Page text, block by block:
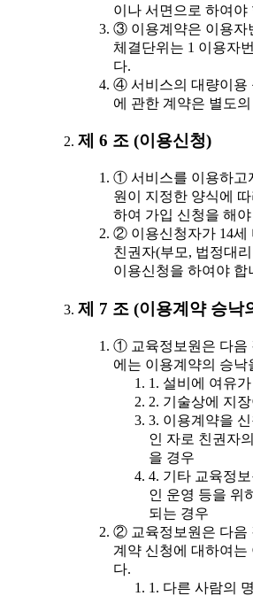
이나 서면으로 하여야
③ 이용계약은 이용자
체결단위는 1 이용자
다.
④ 서비스의 대량이용
에 관한 계약은 별도
제 6 조 (이용신청)
① 서비스를 이용하고
원이 지정한 양식에
하여 가입 신청을 해
② 이용신청자가 14세
친권자(부모, 법정대
이용신청을 하여야 합
제 7 조 (이용계약 승낙
① 교육정보원은 다음
에는 이용계약의 승낙
1. 설비에 여유
2. 기술상에 지
3. 이용계약을
인 자로 친권자
을 경우
4. 기타 교육정
인 운영 등을 위
되는 경우
② 교육정보원은 다음
계약 신청에 대하여는
다.
1. 다른 사람의